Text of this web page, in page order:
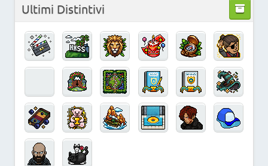
Ultimi Distintivi